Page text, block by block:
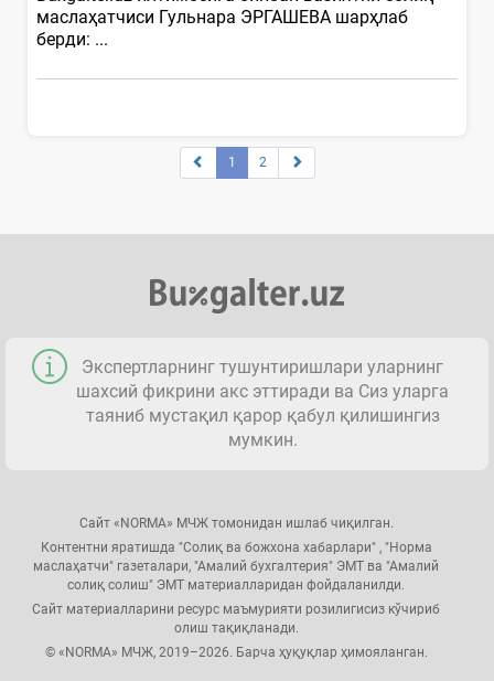
маслаҳатчиси Гульнара ЭРГАШЕВА шарҳлаб
берди: ...
1 2
Экспертларнинг тушунтиришлари уларнинг
шахсий фикрини акс эттиради ва Сиз уларга
таяниб мустақил қарор қабул қилишингиз
мумкин.
Сайт «NORMA» МЧЖ томонидан ишлаб чиқилган.
Контентни яратишда "Солиқ ва божхона хабарлари" , "Норма
маслаҳатчи" газеталари, "Амалий бухгалтерия" ЭМТ ва "Амалий
солиқ солиш" ЭМТ материалларидан фойдаланилди.
Сайт материалларини ресурс маъмурияти розилигисиз кўчириб
олиш тақиқланади.
© «NORMA» МЧЖ, 2019–2026. Барча ҳуқуқлар ҳимояланган.